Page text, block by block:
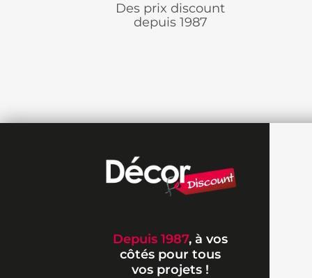
Des prix discount
depuis 1987
Depuis 1987, à vos
côtés pour tous
vos projets !